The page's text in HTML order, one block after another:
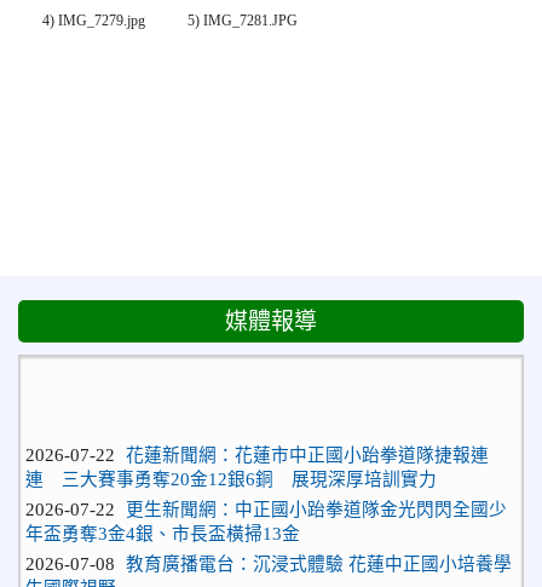
4) IMG_7279.jpg 5) IMG_7281.JPG
媒體報導
花蓮新聞網：花蓮市中正國小跆拳道隊捷報連
連 三大賽事勇奪20金12銀6銅 展現深厚培訓實力
更生新聞網：中正國小跆拳道隊金光閃閃全國少
年盃勇奪3金4銀、市長盃橫掃13金
教育廣播電台：沉浸式體驗 花蓮中正國小培養學
生國際視野